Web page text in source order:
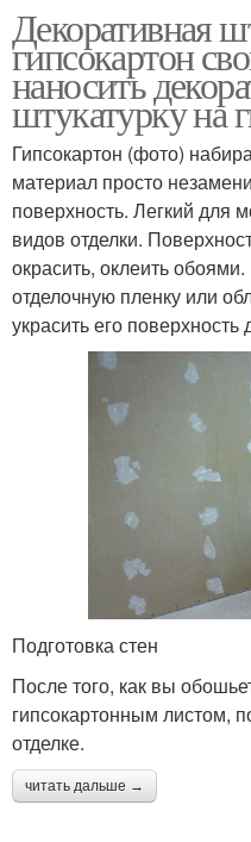
Декоративная
гипсокартон
наносить
штукатурку на
Гипсокартон (фото)
материал просто
поверхность. Легкий для
видов отделки.
окрасить, оклеить
отделочную пленку или
украсить его
Подготовка стен
После того, как вы
гипсокартонным листом,
отделке.
читать дальше →